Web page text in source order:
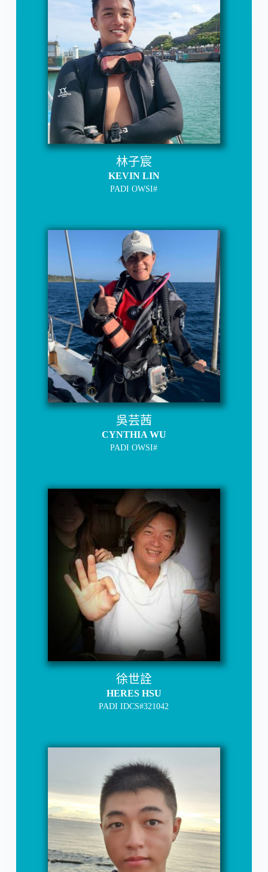
林子宸
KEVIN LIN
PADI OWSI#
吳芸茜
CYNTHIA WU
PADI OWSI#
徐世詮
HERES HSU
PADI IDCS#321042